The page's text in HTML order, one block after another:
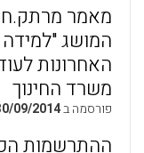
מאמר
המושג
משרד החינוך
פורסמה ב09/2014
ההתרשמות